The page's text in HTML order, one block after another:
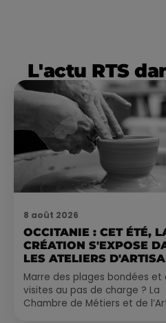
L'actu RTS
8 août 2026
OCCITANIE : CET ÉTÉ,
CRÉATION S'EXPOSE
LES ATELIERS
Marre des plages bondées et
visites au pas de charge ? La
Chambre de Métiers et de